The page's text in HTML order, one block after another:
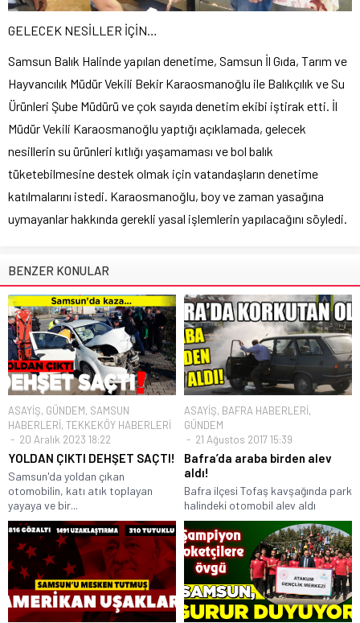
GELECEK NESİLLER İÇİN…
Samsun Balık Halinde yapılan denetime, Samsun İl Gıda, Tarım ve
Hayvancılık Müdür Vekili Bekir Karaosmanoğlu ile Balıkçılık ve Su
Ürünleri Şube Müdürü ve çok sayıda denetim ekibi iştirak etti. İl
Müdür Vekili Karaosmanoğlu yaptığı açıklamada, gelecek
nesillerin su ürünleri kıtlığı yaşamaması ve bol balık
tüketebilmesine destek olmak için vatandaşların denetime
katılmalarını istedi. Karaosmanoğlu, boy ve zaman yasağına
uymayanlar hakkında gerekli yasal işlemlerin yapılacağını söyledi.
BENZER KONULAR
ASAYİŞ, GÜNDEM, SAMSUN
HABERLERİ, TEKKEKÖY HABERLERİ
20 Aralık 2023 18:22
YOLDAN ÇIKTI DEHŞET SAÇTI!
Samsun'da yoldan çıkan
otomobilin, katı atık toplayan
yayaya ve bir...
ASAYİŞ, BAFRA HABERLERİ,
GÜNDEM
21 Ağustos 2017 15:39
Bafra’da araba birden alev
aldı!
Bafra ilçesi Tofaş kavşağında park
halindeki otomobil alev aldı